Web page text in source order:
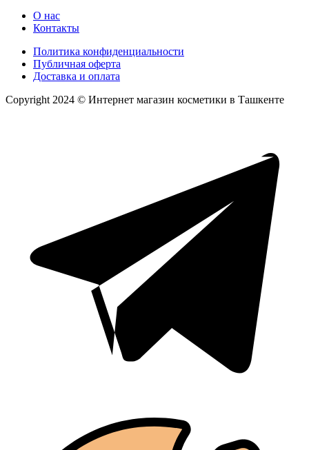
О нас
Контакты
Политика конфиденциальности
Публичная оферта
Доставка и оплата
Copyright 2024 © Интернет магазин косметики в Ташкенте